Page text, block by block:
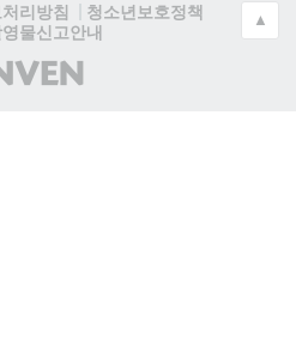
리방침
청소년보호정책
물신고안내
(주)
인
▲